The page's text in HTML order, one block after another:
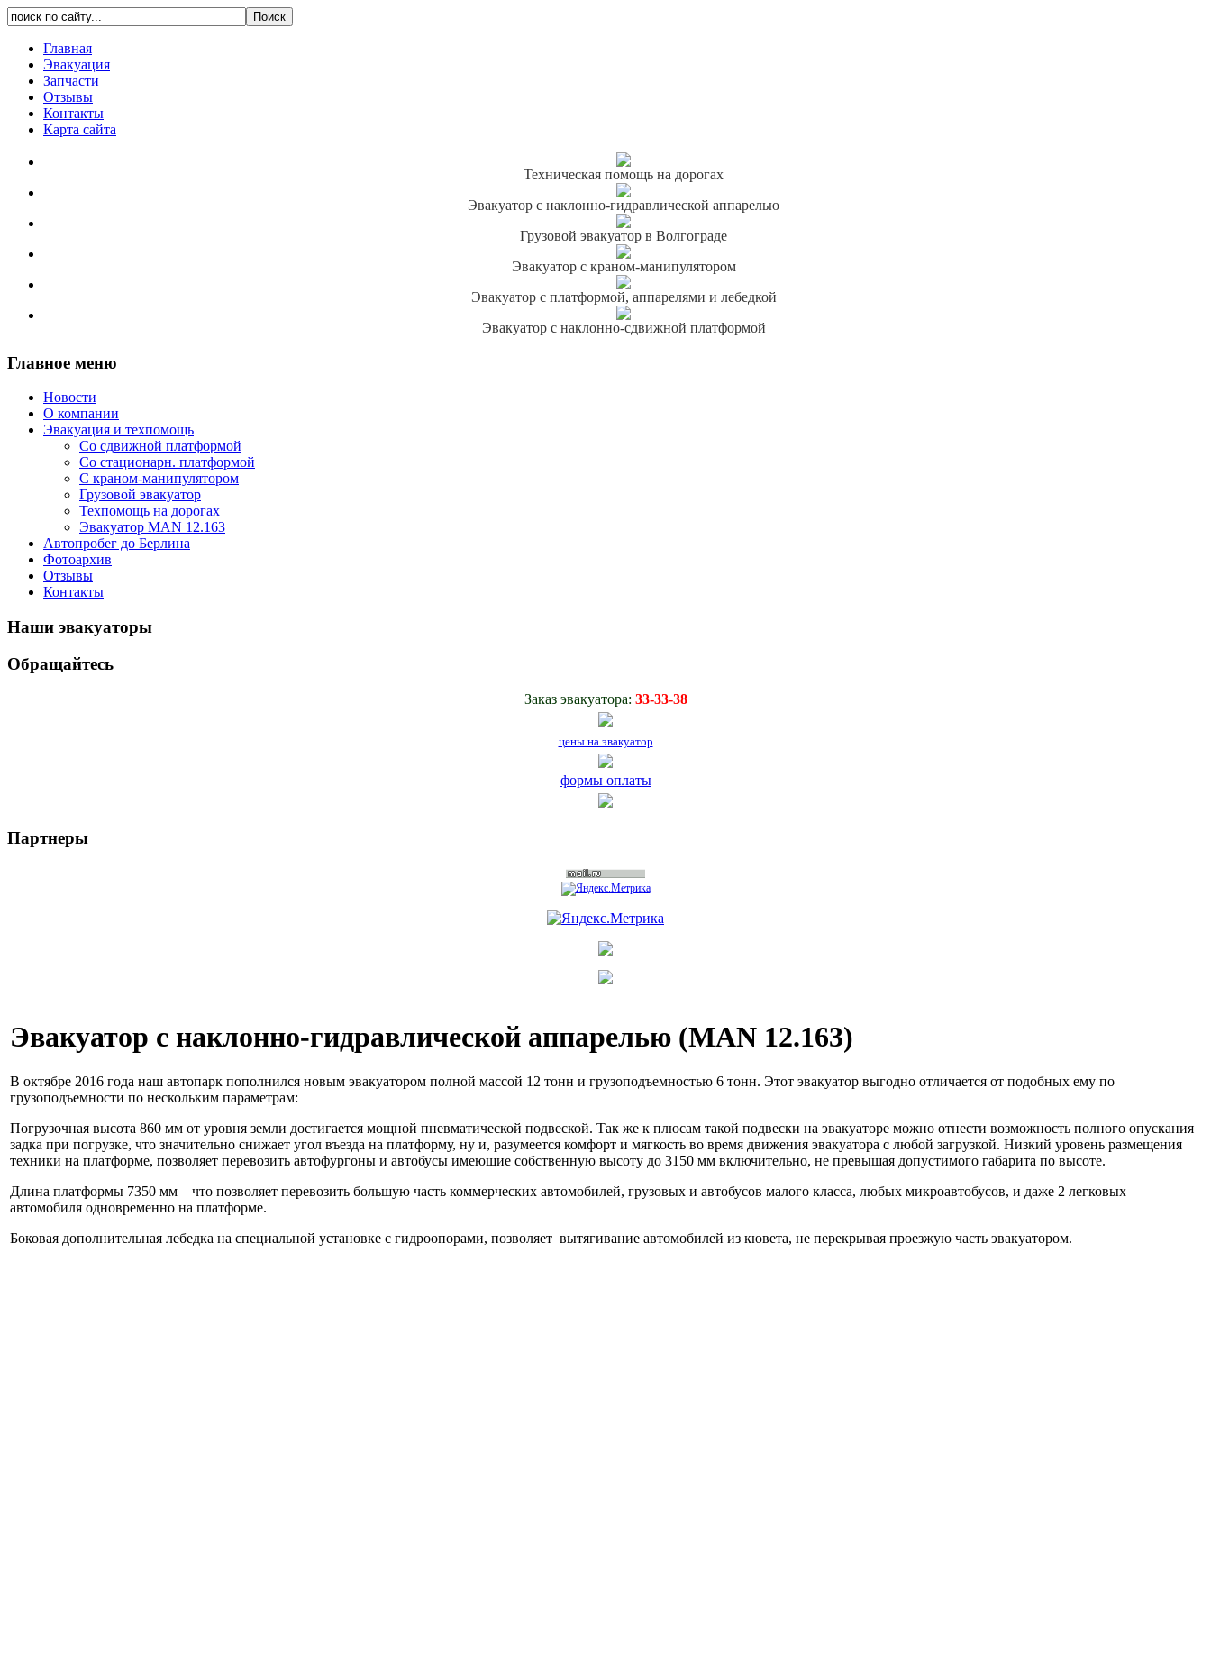
Главная
Эвакуация
Запчасти
Отзывы
Контакты
Карта сайта
Техническая помощь на дорогах
Эвакуатор с наклонно-гидравлической аппарелью
Грузовой эвакуатор в Волгограде
Эвакуатор с краном-манипулятором
Эвакуатор с платформой, аппарелями и лебедкой
Эвакуатор с наклонно-сдвижной платформой
Главное меню
Новости
О компании
Эвакуация и техпомощь
Со сдвижной платформой
Со стационарн. платформой
С краном-манипулятором
Грузовой эвакуатор
Техпомощь на дорогах
Эвакуатор MAN 12.163
Автопробег до Берлина
Фотоархив
Отзывы
Контакты
Наши эвакуаторы
Обращайтесь
Заказ эвакуатора: 33-33-38
цены на эвакуатор
формы оплаты
Партнеры
Эвакуатор с наклонно-гидравлической аппарелью (MAN 12.163)
В октябре 2016 года наш автопарк пополнился новым эвакуатором полной массой 12 тонн и грузоподъемностью 6 тонн. Этот эвакуатор выгодно отличается от подобных ему по
грузоподъемности по нескольким параметрам:
Погрузочная высота 860 мм от уровня земли достигается мощной пневматической подвеской. Так же к плюсам такой подвески на эвакуаторе можно отнести возможность полного опускания
задка при погрузке, что значительно снижает угол въезда на платформу, ну и, разумеется комфорт и мягкость во время движения эвакуатора с любой загрузкой. Низкий уровень размещения
техники на платформе, позволяет перевозить автофургоны и автобусы имеющие собственную высоту до 3150 мм включительно, не превышая допустимого габарита по высоте.
Длина платформы 7350 мм – что позволяет перевозить большую часть коммерческих автомобилей, грузовых и автобусов малого класса, любых микроавтобусов, и даже 2 легковых
автомобиля одновременно на платформе.
Боковая дополнительная лебедка на специальной установке с гидроопорами, позволяет вытягивание автомобилей из кювета, не перекрывая проезжую часть эвакуатором.